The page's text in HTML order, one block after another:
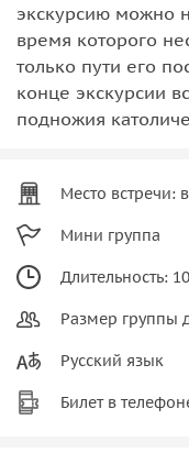
экскурсию можно
время которого
только пути его
конце экскурсии
подножия
Место встречи:
Мини группа
Длительность:
Размер группы
Русский язык
Билет в